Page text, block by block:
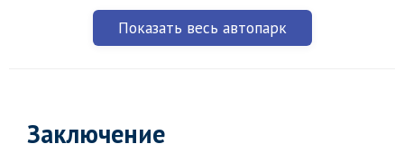
Показать весь автопарк
Заключение